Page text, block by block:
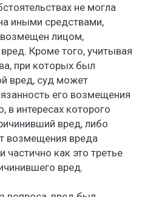
не могла
иными средствами,
лицом,
Кроме того, учитывая
при которых был
вред, суд может
его возмещения
в интересах которого
вред, либо
возмещения вреда
частично как это третье
вред.